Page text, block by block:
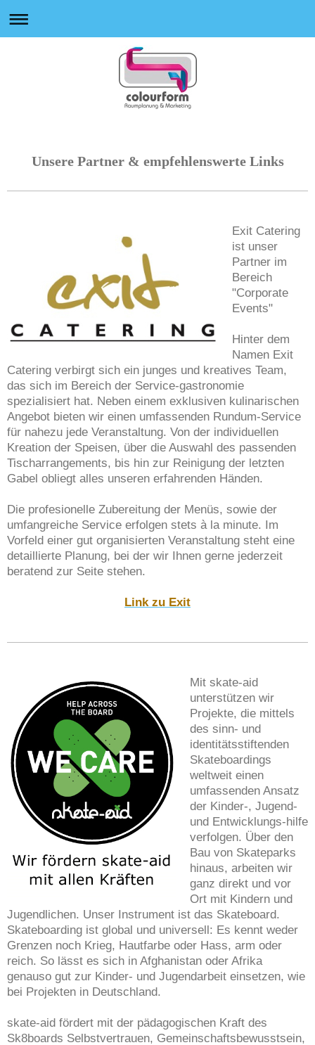
Unsere Partner & empfehlenswerte Links
Exit Catering
ist unser
Partner im
Bereich
"Corporate
Events"
Hinter dem
Namen Exit
Catering verbirgt sich ein junges und kreatives Team,
das sich im Bereich der Service-gastronomie
spezialisiert hat. Neben einem exklusiven kulinarischen
Angebot bieten wir einen umfassenden Rundum-Service
für nahezu jede Veranstaltung. Von der individuellen
Kreation der Speisen, über die Auswahl des passenden
Tischarrangements, bis hin zur Reinigung der letzten
Gabel obliegt alles unseren erfahrenden Händen.
Die profesionelle Zubereitung der Menüs, sowie der
umfangreiche Service erfolgen stets à la minute. Im
Vorfeld einer gut organisierten Veranstaltung steht eine
detaillierte Planung, bei der wir Ihnen gerne jederzeit
beratend zur Seite stehen.
Link zu Exit
Mit skate-aid
unterstützen wir
Projekte, die mittels
des sinn- und
identitätsstiftenden
Skateboardings
weltweit einen
umfassenden Ansatz
der Kinder-, Jugend-
und Entwicklungs-hilfe
verfolgen. Über den
Bau von Skateparks
hinaus, arbeiten wir
ganz direkt und vor
Ort mit Kindern und
Jugendlichen. Unser Instrument ist das Skateboard.
Skateboarding ist global und universell: Es kennt weder
Grenzen noch Krieg, Hautfarbe oder Hass, arm oder
reich. So lässt es sich in Afghanistan oder Afrika
genauso gut zur Kinder- und Jugendarbeit einsetzen, wie
bei Projekten in Deutschland.
skate-aid fördert mit der pädagogischen Kraft des
Sk8boards Selbstvertrauen, Gemeinschaftsbewusstsein,